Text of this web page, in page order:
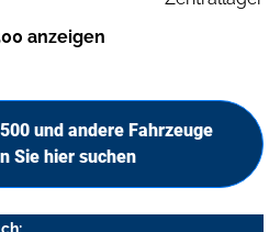
anzeigen
und andere Fahrzeuge
Sie hier suchen